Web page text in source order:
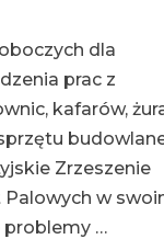
dla
prac z
kafarów,
Zrzeszenie
w
problemy …